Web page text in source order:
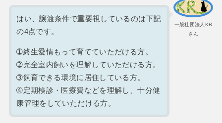
一般社団法人KR
さん
はい、譲渡条件で重要視しているのは下記
の4点です。
➀終生愛情もって育てていただける方。
➁完全室内飼いを理解していただける方。
➂飼育できる環境に居住している方。
➃定期検診・医療費などを理解し、十分健
康管理をしていただける方。